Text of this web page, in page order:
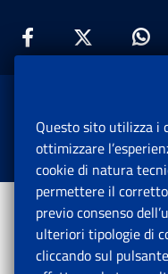
Facebook:
Twitter:
Istituto
Tutti i
Questo sito utilizza i
ottimizzare
cookie di natura
permettere il
previo consenso
ulteriori tipologie di
cliccando sul